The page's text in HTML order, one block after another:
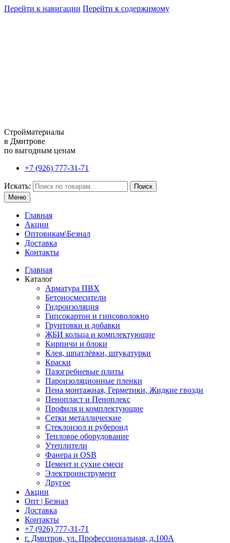
Перейти к навигации Перейти к содержимому
Стройматериалы
в Дмитрове
по выгодным ценам
+7 (926) 777-31-71
Искать:
Поиск
Меню
Главная
Акции
Оптовикам\Безнал
Доставка
Контакты
Главная
Каталог
Арматура ПВХ
Бетоносмесители
Гидроизоляция
Гипсокартон и гипсоволокно
Грунтовки и добавки
ЖБИ кольца и комплектующие
Кирпичи и блоки
Клея, шпатлёвки, штукатурки
Краски
Пазогребневые плиты
Пароизоляционные пленки
Пена монтажная, Герметики, Жидкие гвозди
Пенопласт и Пеноплекс
Профиля и комплектующие
Сетки металлические
Стеклоизол и рубероид
Тепловое оборудование
Утеплители
Фанера и OSB
Цемент и сухие смеси
Электроинструмент
Другое
Акции
Опт | Безнал
Доставка
Контакты
+7 (926) 777-31-71
г. Дмитров, ул. Профессиональная, д.100А